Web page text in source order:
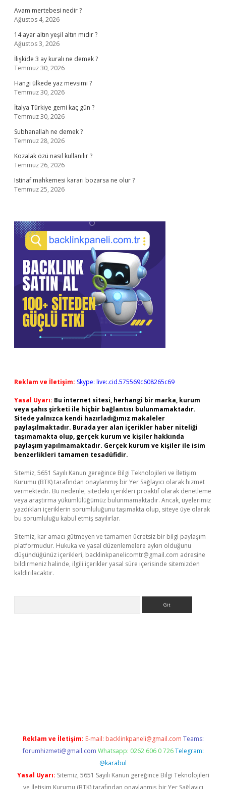
Avam mertebesi nedir ?
Ağustos 4, 2026
14 ayar altın yeşil altın mıdır ?
Ağustos 3, 2026
İlişkide 3 ay kuralı ne demek ?
Temmuz 30, 2026
Hangi ülkede yaz mevsimi ?
Temmuz 30, 2026
İtalya Türkiye gemi kaç gün ?
Temmuz 30, 2026
Subhanallah ne demek ?
Temmuz 28, 2026
Kozalak özü nasıl kullanılır ?
Temmuz 26, 2026
Istinaf mahkemesi kararı bozarsa ne olur ?
Temmuz 25, 2026
Reklam ve İletişim: Skype: live:.cid.575569c608265c69
Yasal Uyarı: Bu internet sitesi, herhangi bir marka, kurum
veya şahıs şirketi ile hiçbir bağlantısı bulunmamaktadır.
Sitede yalnızca kendi hazırladığımız makaleler
paylaşılmaktadır. Burada yer alan içerikler haber niteliği
taşımamakta olup, gerçek kurum ve kişiler hakkında
paylaşım yapılmamaktadır. Gerçek kurum ve kişiler ile isim
benzerlikleri tamamen tesadüfidir.
Sitemiz, 5651 Sayılı Kanun gereğince Bilgi Teknolojileri ve İletişim
Kurumu (BTK) tarafından onaylanmış bir Yer Sağlayıcı olarak hizmet
vermektedir. Bu nedenle, sitedeki içerikleri proaktif olarak denetleme
veya araştırma yükümlülüğümüz bulunmamaktadır. Ancak, üyelerimiz
yazdıkları içeriklerin sorumluluğunu taşımakta olup, siteye üye olarak
bu sorumluluğu kabul etmiş sayılırlar.
Sitemiz, kar amacı gütmeyen ve tamamen ücretsiz bir bilgi paylaşım
platformudur. Hukuka ve yasal düzenlemelere aykırı olduğunu
düşündüğünüz içerikleri, backlinkpanelicomtr@gmail.com adresine
bildirmeniz halinde, ilgili içerikler yasal süre içerisinde sitemizden
kaldırılacaktır.
Reklam ve İletişim: E-mail: backlinkpaneli@gmail.com Teams:
forumhizmeti@gmail.com Whatsapp: 0262 606 0 726 Telegram:
@karabul
Yasal Uyarı: Sitemiz, 5651 Sayılı Kanun gereğince Bilgi Teknolojileri
ve İletişim Kurumu (BTK) tarafından onaylanmış bir Yer Sağlayıcı